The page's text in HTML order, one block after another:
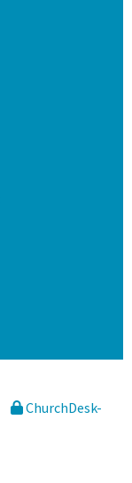
ChurchDesk-